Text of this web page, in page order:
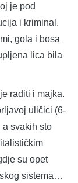
je pod
i kriminal.
gola i bosa
lica bila
raditi i majka.
uličici (6-
a svakih sto
su opet
sistema…